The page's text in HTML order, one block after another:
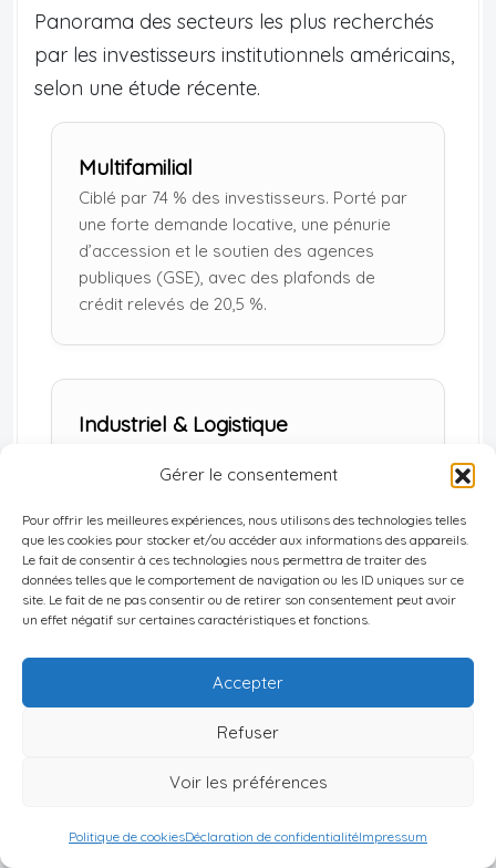
Gérer le consentement
Pour offrir les meilleures expériences, nous utilisons des technologies telles
que les cookies pour stocker et/ou accéder aux informations des appareils.
Le fait de consentir à ces technologies nous permettra de traiter des
données telles que le comportement de navigation ou les ID uniques sur ce
site. Le fait de ne pas consentir ou de retirer son consentement peut avoir
un effet négatif sur certaines caractéristiques et fonctions.
Accepter
Refuser
Voir les préférences
Politique de cookiesDéclaration de confidentialitéImpressum
Panorama des secteurs les plus recherchés
par les investisseurs institutionnels américains,
selon une étude récente.
Multifamilial
Ciblé par 74 % des investisseurs. Porté par
une forte demande locative, une pénurie
d’accession et le soutien des agences
publiques (GSE), avec des plafonds de
crédit relevés de 20,5 %.
Industriel & Logistique
Dynamisé par l’e‑commerce (16 % des
industrielle et la croissance des
prestataires logistiques tiers (3PL).
Regagne en attractivité avec 27 % des
investisseurs. Les centres de proximité,
supermarché affichent des fondamentaux
hausse et offre nouvelle limitée.